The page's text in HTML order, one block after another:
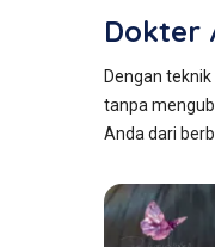
Dokter
Dengan
tanpa
Anda dari